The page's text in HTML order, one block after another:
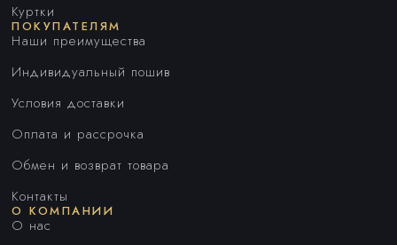
Куртки
ПОКУПАТЕЛЯМ
Наши преимущества
Индивидуальный пошив
Условия доставки
Оплата и рассрочка
Обмен и возврат товара
Контакты
О КОМПАНИИ
О нас